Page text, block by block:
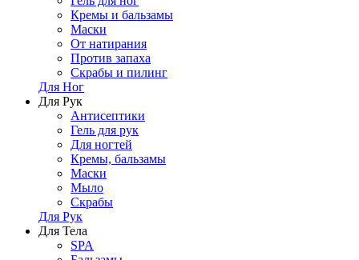
Кремы и бальзамы
Маски
От натирания
Против запаха
Скрабы и пилинг
Для Ног
Для Рук
Антисептики
Гель для рук
Для ногтей
Кремы, бальзамы
Маски
Мыло
Скрабы
Для Рук
Для Тела
SPA